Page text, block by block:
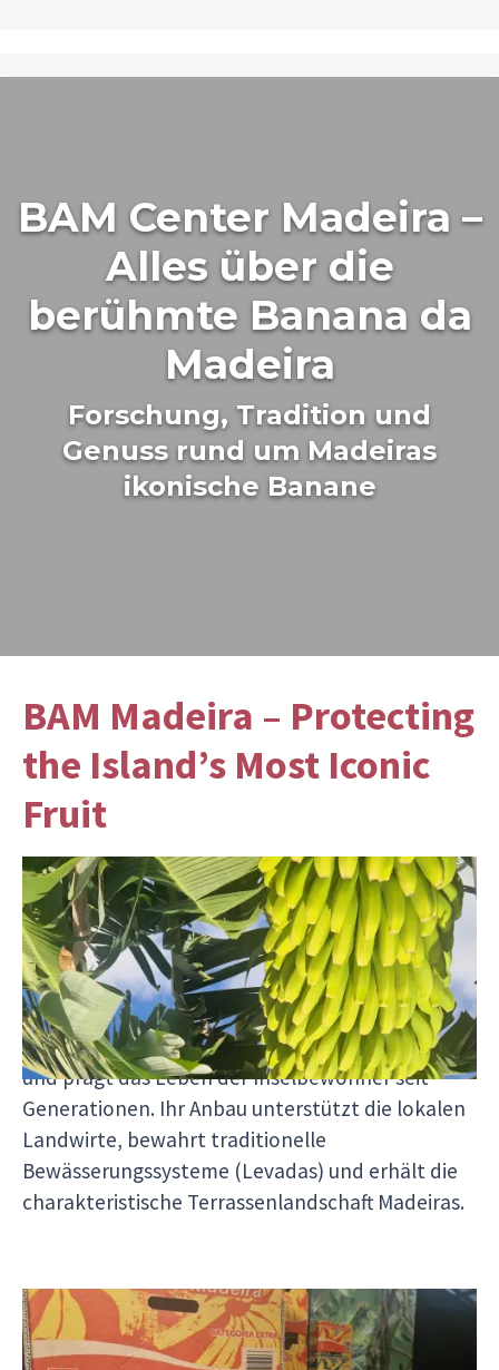
BAM Center Madeira –
Alles über die
berühmte Banana da
Madeira
Forschung, Tradition und
Genuss rund um Madeiras
ikonische Banane
BAM Madeira – Protecting
the Island’s Most Iconic
Fruit
Bananen sind auf Madeira vielmehr als nur eine
tropische Frucht– sie sind ein Symbol der
Landwirtschaft der Insel und ein wichtiger
Bestandteil der lokalen Wirtschaft. Diekleine,
süße Banana da Madeirawird auf steilen
Terrassen an der sonnigen Südküste angebaut
und prägt das Leben der Inselbewohner seit
Generationen. Ihr Anbau unterstützt die lokalen
Landwirte, bewahrt traditionelle
Bewässerungssysteme (Levadas) und erhält die
charakteristische Terrassenlandschaft Madeiras.
Das BAM – Banana da Madeira Center wurde
gegründet, um diese einzigartigeFrucht zu